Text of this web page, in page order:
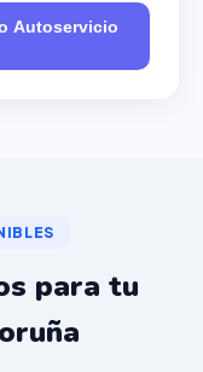
Autoservicio
para tu